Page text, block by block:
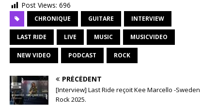
Post Views: 696
CHRONIQUE GUITARE INTERVIEW
LAST RIDE LIVE MUSIC MUSICVIDEO
NEW VIDEO PODCAST ROCK
PRÉCÉDENT
[Interview] Last Ride reçoit Kee Marcello -Sweden
Rock 2025.